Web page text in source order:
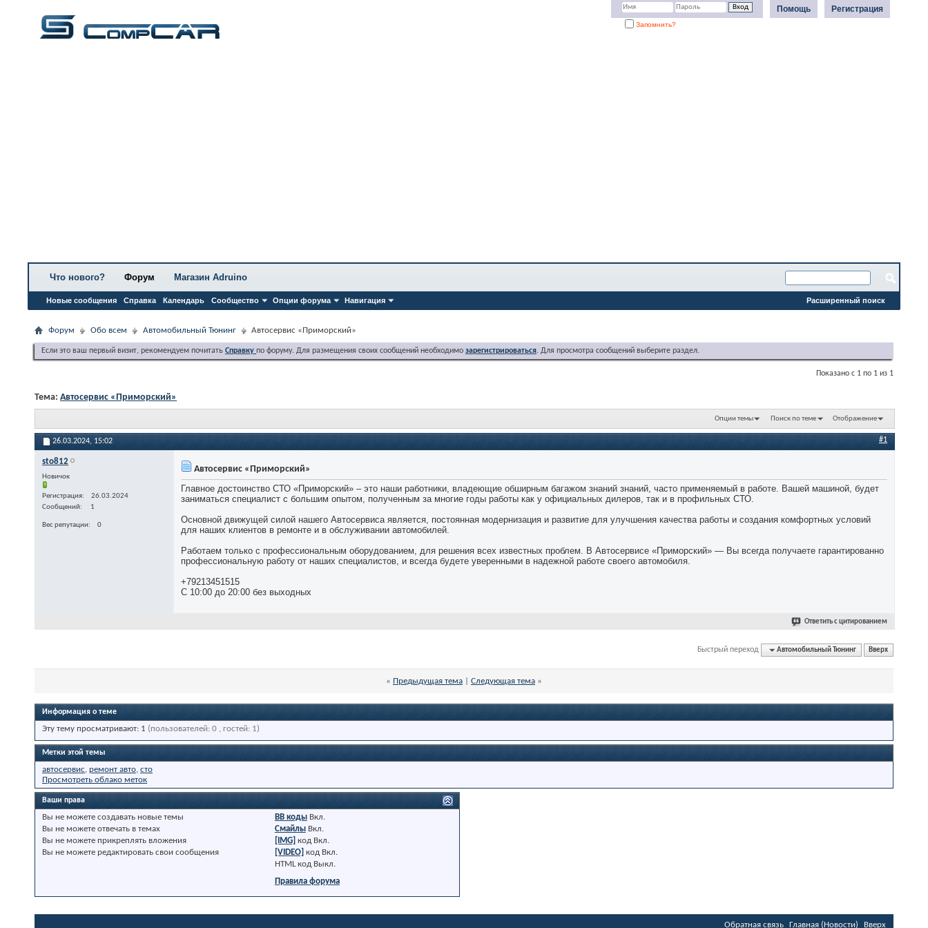
Регистрация
Помощь
Запомнить?
Что нового? Форум
Новые сообщения Справка Календарь Сообщество Опции форума Навигация
Магазин Adruino
Расширенный поиск
Форум Обо всем Автомобильный Тюнинг Автосервис «Приморский»
Если это ваш первый визит, рекомендуем почитать Справку по форуму. Для размещения своих сообщений необходимо зарегистрироваться. Для просмотра сообщений выберите раздел.
Показано с 1 по 1 из 1
Тема: Автосервис «Приморский»
Опции темы Поиск по теме Отображение
26.03.2024, 15:02 #1
sto812
Новичок
Регистрация
26.03.2024
Сообщений
1
Вес репутации 0
Автосервис «Приморский»
Главное достоинство СТО «Приморский» – это наши работники, владеющие обширным багажом знаний знаний, часто применяемый в работе. Вашей машиной, будет
заниматься специалист с большим опытом, полученным за многие годы работы как у официальных дилеров, так и в профильных СТО.
Основной движущей силой нашего Автосервиса является, постоянная модернизация и развитие для улучшения качества работы и создания комфортных условий
для наших клиентов в ремонте и в обслуживании автомобилей.
Работаем только с профессиональным оборудованием, для решения всех известных проблем. В Автосервисе «Приморский» — Вы всегда получаете гарантированно
профессиональную работу от наших специалистов, и всегда будете уверенными в надежной работе своего автомобиля.
+79213451515
С 10:00 до 20:00 без выходных
Ответить с цитированием
Быстрый переход Автомобильный Тюнинг Вверх
« Предыдущая тема Следующая тема »
Информация о теме
Эту тему просматривают: 1 (пользователей: 0 , гостей: 1)
Метки этой темы
автосервис, ремонт авто, сто
Просмотреть облако меток
Ваши права
Вы не можете создавать новые темы
Вы не можете отвечать в темах
Вы не можете прикреплять вложения
Вы не можете редактировать свои сообщения
BB коды Вкл.
Смайлы Вкл.
[IMG] код Вкл.
[VIDEO] код Вкл.
HTML код Выкл.
Правила форума
Обратная связь Главная (Новости) Вверх